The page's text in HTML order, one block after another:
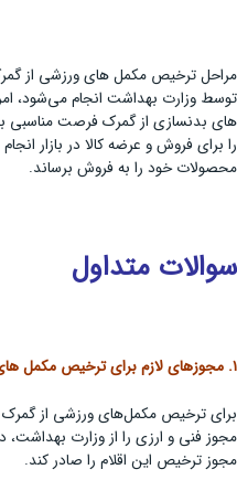
مراحل ترخیص مکمل های ورزشی از
توسط وزارت بهداشت انجام می‌شود،
های بدنسازی از گمرک فرصت مناسبی
را برای فروش و عرضه کالا در بازار
محصولات خود را به فروش برساند.
سوالات متداول
۱. مجوزهای لازم برای ترخیص مکمل های بدنسازی از گمرک چیست؟
برای ترخیص مکمل‌های ورزشی از گمرک
مجوز فنی و ارزی را از وزارت
مجوز ترخیص این اقلام را صادر کند.